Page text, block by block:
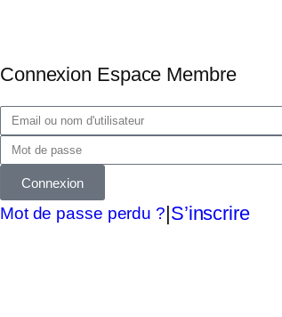
Connexion Espace Membre
Connexion
Mot de passe perdu ?|S’inscrire